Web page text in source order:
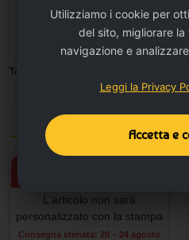
TAGLIA UNICA
Totale pezzi:
Personalizza il prodotto e
L'articolo non sarà
personalizzato con la stampa
Consegna stimata: 20 – 24 agosto
Utilizziamo i cookie per
del sito, migliorare
navigazione e
Leggi la Privacy
Accetta e